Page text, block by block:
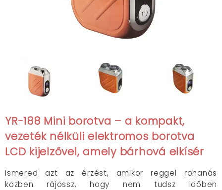
YR-188 Mini borotva – a kompakt,
vezeték nélküli elektromos borotva
LCD kijelzővel, amely bárhová elkísér
Ismered azt az érzést, amikor reggel rohanás
közben rájössz, hogy nem tudsz időben